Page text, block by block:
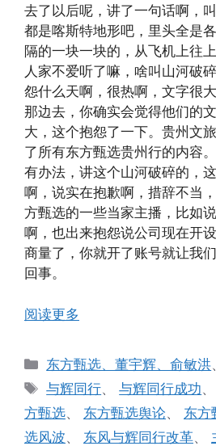
去了以后呢，讲了一句话啊，
都是喀斯特地形吧，里头全是
隔的一块一块的，从飞机上往
人家不爱听了嘛，啥叫山河破
怨什么天啊，很热啊，文字很
那边去，你确实会觉得他们的
大，这个抱怨了一下。贵州文
了所有东方甄选贵州行的内容
有办法，讲这个山河破碎的，
啊，说实在抱歉啊，措辞不当
方甄选的一些当家主播，比如
啊，也出来抱怨说公司现在开
商量了，你就开了账号就让我
回事。
阅读更多
分
类
东方甄选、董宇辉、俞敏洪
标
签
与辉同行、与辉同行成功
方甄选、 东方甄选舆论、 东方
选风波、 东风与辉同行改革、